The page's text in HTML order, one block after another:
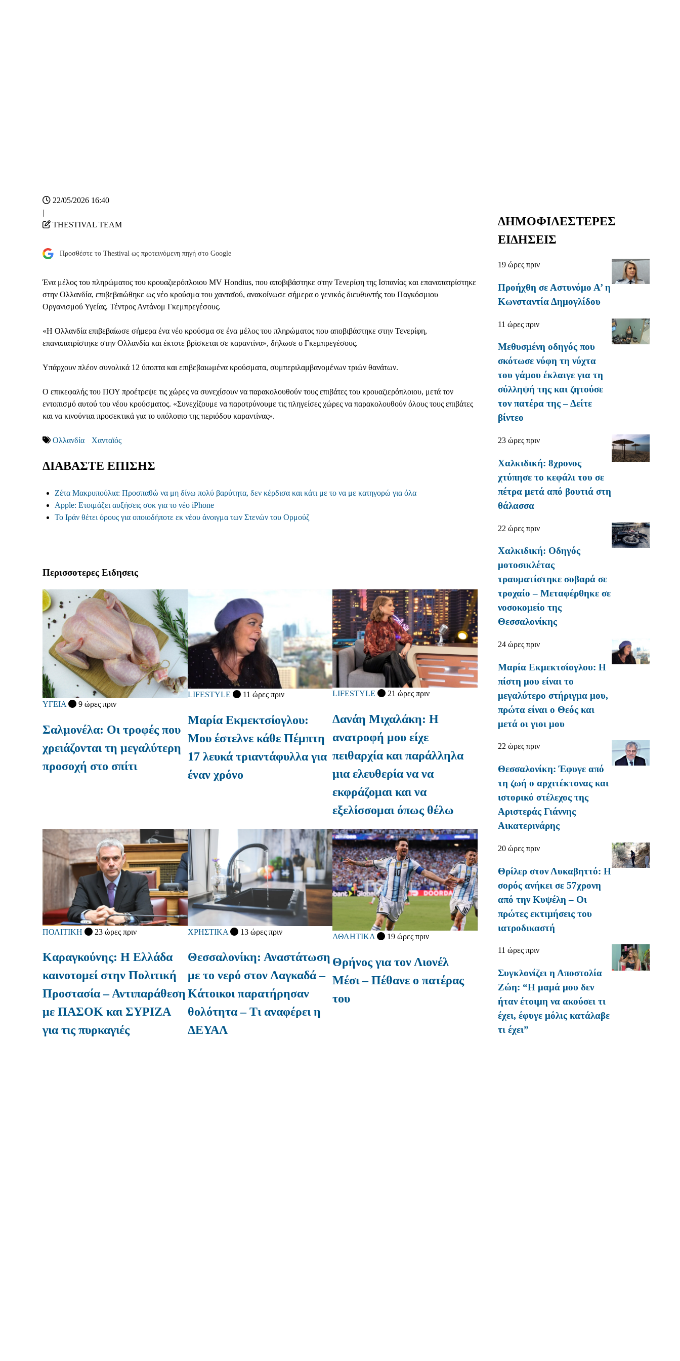
22/05/2026 16:40
|
THESTIVAL TEAM
Προσθέστε το Thestival ως προτεινόμενη πηγή στο Google
Ένα μέλος του πληρώματος του κρουαζιερόπλοιου MV Hondius, που αποβιβάστηκε στην Τενερίφη της Ισπανίας και επαναπατρίστηκε
στην Ολλανδία, επιβεβαιώθηκε ως νέο κρούσμα του χανταϊού, ανακοίνωσε σήμερα ο γενικός διευθυντής του Παγκόσμιου
Οργανισμού Υγείας, Τέντρος Αντάνομ Γκεμπρεγέσους.
«Η Ολλανδία επιβεβαίωσε σήμερα ένα νέο κρούσμα σε ένα μέλος του πληρώματος που αποβιβάστηκε στην Τενερίφη,
επαναπατρίστηκε στην Ολλανδία και έκτοτε βρίσκεται σε καραντίνα», δήλωσε ο Γκεμπρεγέσους.
Υπάρχουν πλέον συνολικά 12 ύποπτα και επιβεβαιωμένα κρούσματα, συμπεριλαμβανομένων τριών θανάτων.
Ο επικεφαλής του ΠΟΥ προέτρεψε τις χώρες να συνεχίσουν να παρακολουθούν τους επιβάτες του κρουαζιερόπλοιου, μετά τον
εντοπισμό αυτού του νέου κρούσματος. «Συνεχίζουμε να παροτρύνουμε τις πληγείσες χώρες να παρακολουθούν όλους τους επιβάτες
και να κινούνται προσεκτικά για το υπόλοιπο της περιόδου καραντίνας».
Ολλανδία Χανταϊός
ΔΙΑΒΑΣΤΕ ΕΠΙΣΗΣ
Ζέτα Μακρυπούλια: Προσπαθώ να μη δίνω πολύ βαρύτητα, δεν κέρδισα και κάτι με το να με κατηγορώ για όλα
Apple: Ετοιμάζει αυξήσεις σοκ για το νέο iPhone
Το Ιράν θέτει όρους για οποιοδήποτε εκ νέου άνοιγμα των Στενών του Ορμούζ
Περισσοτερες Ειδησεις
ΥΓΕΙΑ 9 ώρες πριν
Σαλμονέλα: Οι τροφές που
χρειάζονται τη μεγαλύτερη
προσοχή στο σπίτι
LIFESTYLE 11 ώρες πριν
Μαρία Εκμεκτσίογλου:
Mου έστελνε κάθε Πέμπτη
17 λευκά τριαντάφυλλα για
έναν χρόνο
LIFESTYLE 21 ώρες πριν
Δανάη Μιχαλάκη: Η
ανατροφή μου είχε
πειθαρχία και παράλληλα
μια ελευθερία να να
εκφράζομαι και να
εξελίσσομαι όπως θέλω
ΠΟΛΙΤΙΚΗ 23 ώρες πριν
Καραγκούνης: Η Ελλάδα
καινοτομεί στην Πολιτική
Προστασία – Αντιπαράθεση
με ΠΑΣΟΚ και ΣΥΡΙΖΑ
για τις πυρκαγιές
ΧΡΗΣΤΙΚΑ 13 ώρες πριν
Θεσσαλονίκη: Αναστάτωση
με το νερό στον Λαγκαδά –
Κάτοικοι παρατήρησαν
θολότητα – Τι αναφέρει η
ΔΕΥΑΛ
ΑΘΛΗΤΙΚΑ 19 ώρες πριν
Θρήνος για τον Λιονέλ
Μέσι – Πέθανε ο πατέρας
του
ΔΗΜΟΦΙΛΕΣΤΕΡΕΣ
ΕΙΔΗΣΕΙΣ
19 ώρες πριν
Προήχθη σε Αστυνόμο Α’ η
Κωνσταντία Δημογλίδου
11 ώρες πριν
Μεθυσμένη οδηγός που
σκότωσε νύφη τη νύχτα
του γάμου έκλαιγε για τη
σύλληψή της και ζητούσε
τον πατέρα της – Δείτε
βίντεο
23 ώρες πριν
Χαλκιδική: 8χρονος
χτύπησε το κεφάλι του σε
πέτρα μετά από βουτιά στη
θάλασσα
22 ώρες πριν
Χαλκιδική: Οδηγός
μοτοσικλέτας
τραυματίστηκε σοβαρά σε
τροχαίο – Μεταφέρθηκε σε
νοσοκομείο της
Θεσσαλονίκης
24 ώρες πριν
Μαρία Εκμεκτσίογλου: Η
πίστη μου είναι το
μεγαλύτερο στήριγμα μου,
πρώτα είναι ο Θεός και
μετά οι γιοι μου
22 ώρες πριν
Θεσσαλονίκη: Έφυγε από
τη ζωή ο αρχιτέκτονας και
ιστορικό στέλεχος της
Αριστεράς Γιάννης
Αικατερινάρης
20 ώρες πριν
Θρίλερ στον Λυκαβηττό: Η
σορός ανήκει σε 57χρονη
από την Κυψέλη – Οι
πρώτες εκτιμήσεις του
ιατροδικαστή
11 ώρες πριν
Συγκλονίζει η Αποστολία
Ζώη: “Η μαμά μου δεν
ήταν έτοιμη να ακούσει τι
έχει, έφυγε μόλις κατάλαβε
τι έχει”